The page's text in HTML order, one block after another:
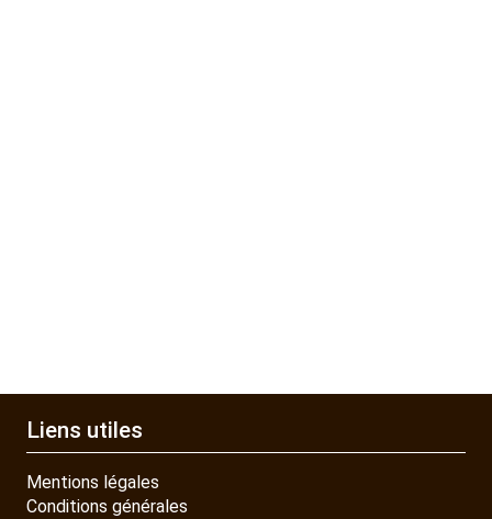
Liens utiles
Mentions légales
Conditions générales